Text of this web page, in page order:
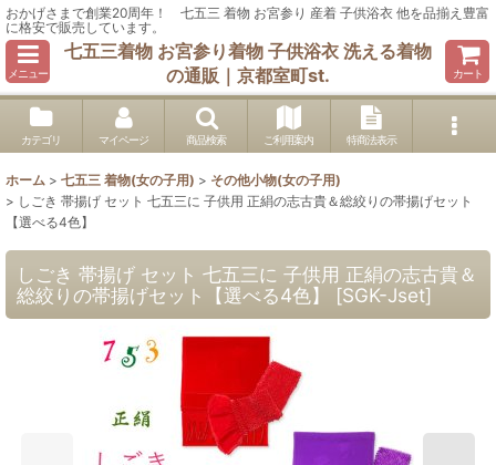
おかげさまで創業20周年！ 七五三 着物 お宮参り 産着 子供浴衣 他を品揃え豊富
に格安で販売しています。
メニュー
七五三着物 お宮参り着物 子供浴衣 洗える着物
の通販｜京都室町st.
カート
カテゴリ マイページ 商品検索 ご利用案内 特商法表示
ホーム > 七五三 着物(女の子用) > その他小物(女の子用)
> しごき 帯揚げ セット 七五三に 子供用 正絹の志古貴＆総絞りの帯揚げセット
【選べる4色】
しごき 帯揚げ セット 七五三に 子供用 正絹の志古貴＆
総絞りの帯揚げセット【選べる4色】
[SGK-Jset]